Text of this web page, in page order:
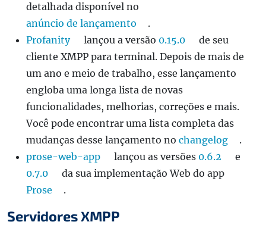
detalhada disponível no
anúncio de lançamento
.
Profanity
lançou a versão 0.15.0
de seu
cliente XMPP para terminal. Depois de mais de
um ano e meio de trabalho, esse lançamento
engloba uma longa lista de novas
funcionalidades, melhorias, correções e mais.
Você pode encontrar uma lista completa das
mudanças desse lançamento no changelog
.
prose-web-app
lançou as versões 0.6.2
e
0.7.0
da sua implementação Web do app
Prose
.
Servidores XMPP